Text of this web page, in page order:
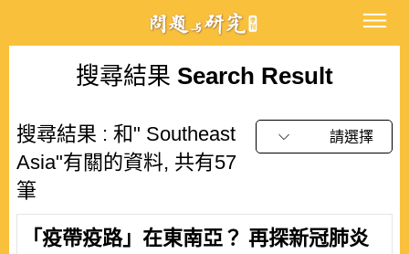
搜尋結果 Search Result
搜尋結果 : 和" Southeast
Asia"有關的資料, 共有57
筆
請選擇
「疫帶疫路」在東南亞？ 再探新冠肺炎